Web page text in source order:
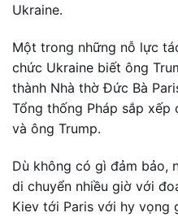
Ukraine.
Một trong những nỗ lực
chức Ukraine biết ông
thành Nhà thờ Đức Bà
Tổng thống Pháp sắp
và ông Trump.
Dù không có gì đảm bảo,
di chuyển nhiều giờ với
Kiev tới Paris với hy vọng